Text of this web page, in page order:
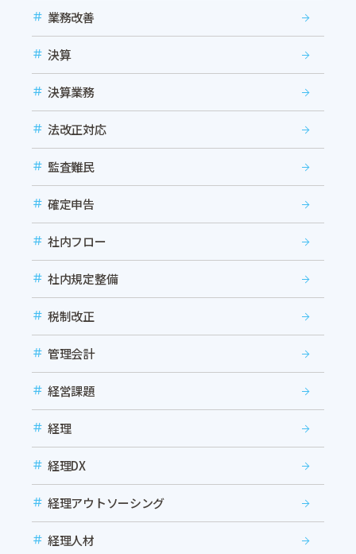
業務改善
決算
決算業務
法改正対応
監査難民
確定申告
社内フロー
社内規定整備
税制改正
管理会計
経営課題
経理
経理DX
経理アウトソーシング
経理人材